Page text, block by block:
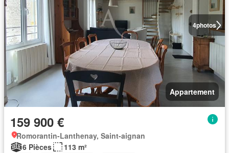
4photos
Appartement
159 900 €
Romorantin-Lanthenay, Saint-aignan
6 Pièces
113 m²